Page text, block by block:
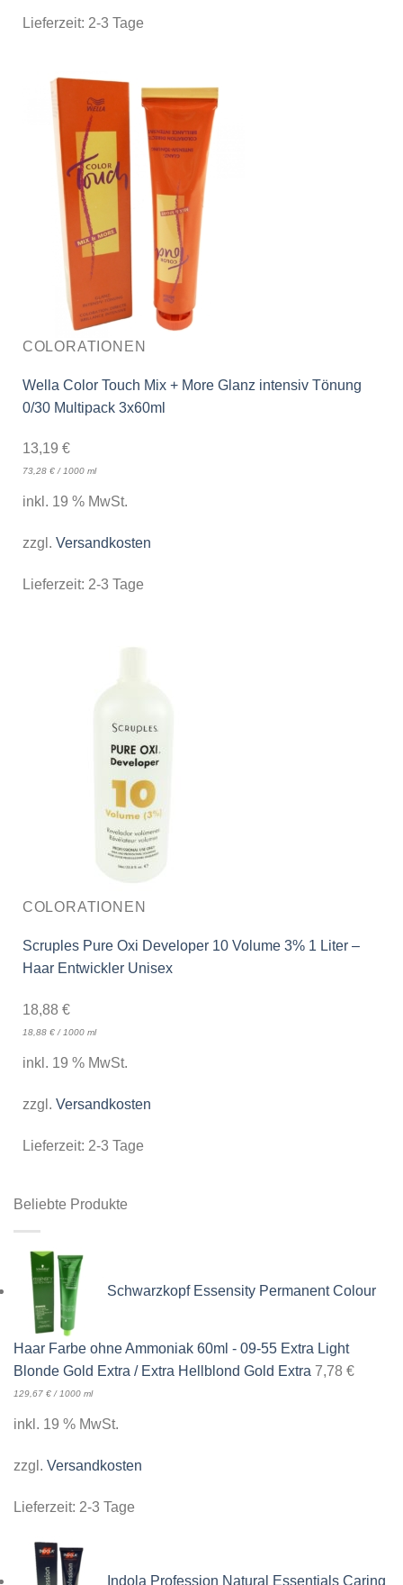
Lieferzeit: 2-3 Tage
COLORATIONEN
Wella Color Touch Mix + More Glanz intensiv Tönung
0/30 Multipack 3x60ml
13,19 €
73,28 €/1000 ml
inkl. 19 % MwSt.
zzgl. Versandkosten
Lieferzeit: 2-3 Tage
COLORATIONEN
Scruples Pure Oxi Developer 10 Volume 3% 1 Liter –
Haar Entwickler Unisex
18,88 €
18,88 €/ 1000 ml
inkl. 19 % MwSt.
zzgl. Versandkosten
Lieferzeit: 2-3 Tage
Beliebte Produkte
Schwarzkopf Essensity Permanent Colour
Haar Farbe ohne Ammoniak 60ml - 09-55 Extra Light
Blonde Gold Extra / Extra Hellblond Gold Extra 7,78 €
129,67 € / 1000 ml
inkl. 19 % MwSt.
zzgl. Versandkosten
Lieferzeit: 2-3 Tage
Indola Profession Natural Essentials Caring